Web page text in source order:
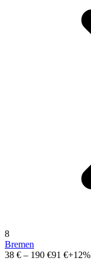
8
Bremen
38 € – 190 €91 €+12%